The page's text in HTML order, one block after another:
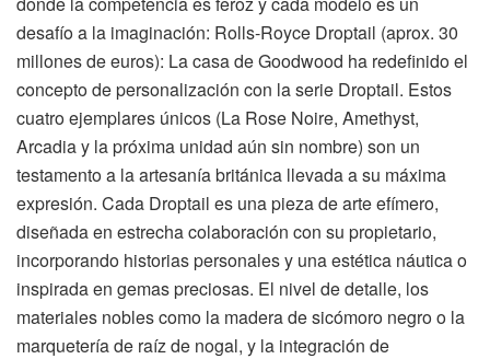
desafío a la imaginación: Rolls-Royce Droptail (aprox. 30
millones de euros): La casa de Goodwood ha redefinido el
concepto de personalización con la serie Droptail. Estos
cuatro ejemplares únicos (La Rose Noire, Amethyst,
Arcadia y la próxima unidad aún sin nombre) son un
testamento a la artesanía británica llevada a su máxima
expresión. Cada Droptail es una pieza de arte efímero,
diseñada en estrecha colaboración con su propietario,
incorporando historias personales y una estética náutica o
inspirada en gemas preciosas. El nivel de detalle, los
materiales nobles como la madera de sicómoro negro o la
marquetería de raíz de nogal, y la integración de